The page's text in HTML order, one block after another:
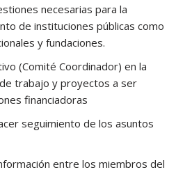
necesarias para la
de instituciones públicas como
y fundaciones.
(Comité Coordinador) en la
trabajo y proyectos a ser
financiadoras
seguimiento de los asuntos
entre los miembros del